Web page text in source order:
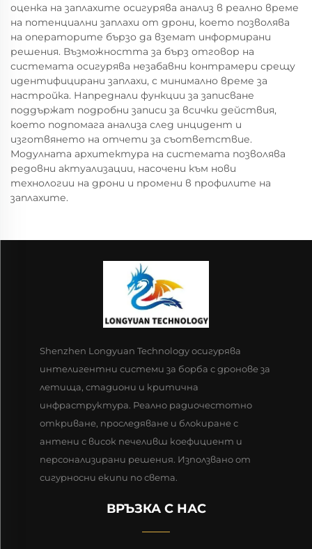
оценка на заплахите осигурява анализ в реално време
на потенциални заплахи от дрони, което позволява
на операторите бързо да вземат информирани
решения. Възможността за бърз отговор на
системата осигурява незабавни контрамери срещу
идентифицирани заплахи, с минимално време за
настройка. Напреднали функции за записване
поддържат подробни записи за всички действия,
което подпомага анализа след инцидент и
изготвянето на отчети за съответствие.
Модулната архитектура на системата позволява
редовни актуализации, насочени към нови
технологии на дрони и промени в профилите на
заплахите.
Shenzhen Longyuan Technology осигурява
интелигентни системи за борба с дронове за
летища, стадиони и критична
инфраструктура. Реално радиочестотно
откриване, проследяване и блокиране с
антени с висок печеливш коефициент и
персонализирани решения. Използвано от
сигурносни екипи по света.
ВРЪЗКА С НАС